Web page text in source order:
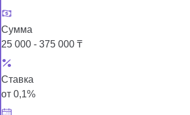
Сумма
25 000 - 375 000 ₸
Ставка
от 0,1%